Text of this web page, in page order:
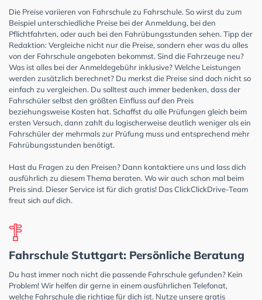
Die Preise variieren von Fahrschule zu Fahrschule. So wirst du zum
Beispiel unterschiedliche Preise bei der Anmeldung, bei den
Pflichtfahrten, oder auch bei den Fahrübungsstunden sehen. Tipp der
Redaktion: Vergleiche nicht nur die Preise, sondern eher was du alles
von der Fahrschule angeboten bekommst. Sind die Fahrzeuge neu?
Was ist alles bei der Anmeldegebühr inklusive? Welche Leistungen
werden zusätzlich berechnet? Du merkst die Preise sind doch nicht so
einfach zu vergleichen. Du solltest auch immer bedenken, dass der
Fahrschüler selbst den größten Einfluss auf den Preis
beziehungsweise Kosten hat. Schaffst du alle Prüfungen gleich beim
ersten Versuch, dann zahlt du logischerweise deutlich weniger als ein
Fahrschüler der mehrmals zur Prüfung muss und entsprechend mehr
Fahrübungsstunden benötigt.
Hast du Fragen zu den Preisen? Dann kontaktiere uns und lass dich
ausführlich zu diesem Thema beraten. Wo wir auch schon mal beim
Preis sind. Dieser Service ist für dich gratis! Das ClickClickDrive-Team
freut sich auf dich.
Fahrschule Stuttgart: Persönliche Beratung
Du hast immer noch nicht die passende Fahrschule gefunden? Kein
Problem! Wir helfen dir gerne in einem ausführlichen Telefonat,
welche Fahrschule die richtige für dich ist. Nutze unsere gratis